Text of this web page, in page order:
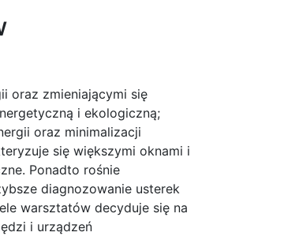
oraz zmieniającymi się
i ekologiczną;
oraz minimalizacji
się większymi oknami i
Ponadto rośnie
diagnozowanie usterek
warsztatów decyduje się na
i urządzeń